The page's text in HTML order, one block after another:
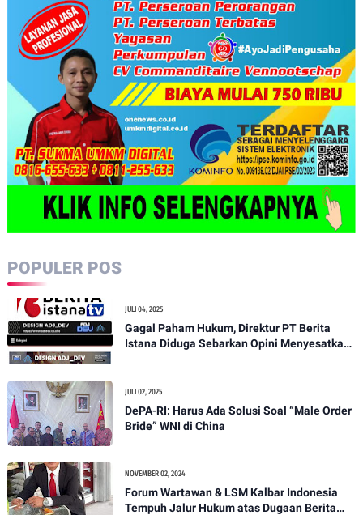
POPULER POS
JULI 04, 2025
Gagal Paham Hukum, Direktur PT Berita
Istana Diduga Sebarkan Opini Menyesatkan
JULI 02, 2025
DePA-RI: Harus Ada Solusi Soal “Male Order
Bride” WNI di China
NOVEMBER 02, 2024
Forum Wartawan & LSM Kalbar Indonesia
Tempuh Jalur Hukum atas Dugaan Berita